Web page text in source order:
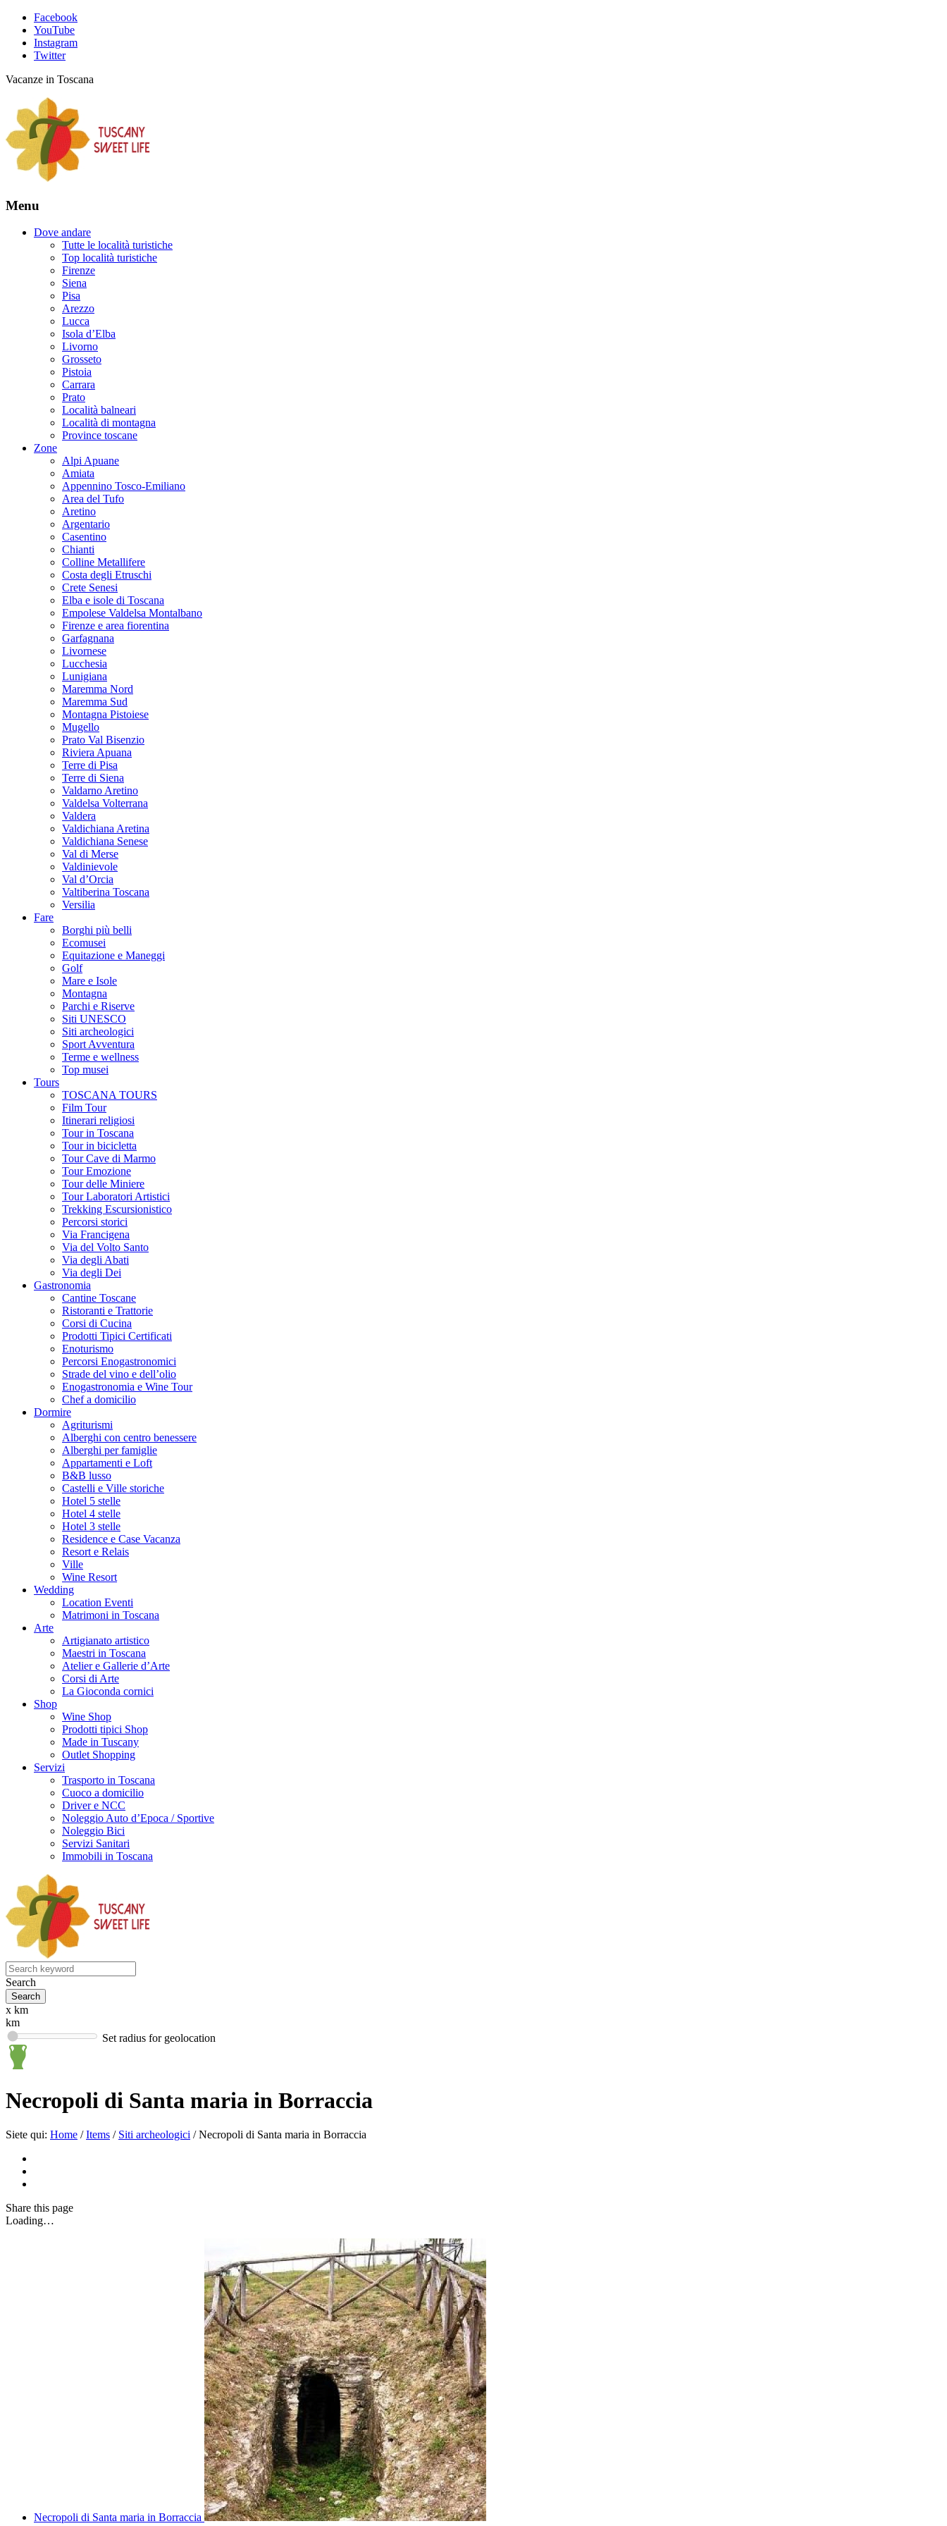
Facebook
YouTube
Instagram
Twitter
Vacanze in Toscana
Menu
Dove andare
Tutte le località turistiche
Top località turistiche
Firenze
Siena
Pisa
Arezzo
Lucca
Isola d’Elba
Livorno
Grosseto
Pistoia
Carrara
Prato
Località balneari
Località di montagna
Province toscane
Zone
Alpi Apuane
Amiata
Appennino Tosco-Emiliano
Area del Tufo
Aretino
Argentario
Casentino
Chianti
Colline Metallifere
Costa degli Etruschi
Crete Senesi
Elba e isole di Toscana
Empolese Valdelsa Montalbano
Firenze e area fiorentina
Garfagnana
Livornese
Lucchesia
Lunigiana
Maremma Nord
Maremma Sud
Montagna Pistoiese
Mugello
Prato Val Bisenzio
Riviera Apuana
Terre di Pisa
Terre di Siena
Valdarno Aretino
Valdelsa Volterrana
Valdera
Valdichiana Aretina
Valdichiana Senese
Val di Merse
Valdinievole
Val d’Orcia
Valtiberina Toscana
Versilia
Fare
Borghi più belli
Ecomusei
Equitazione e Maneggi
Golf
Mare e Isole
Montagna
Parchi e Riserve
Siti UNESCO
Siti archeologici
Sport Avventura
Terme e wellness
Top musei
Tours
TOSCANA TOURS
Film Tour
Itinerari religiosi
Tour in Toscana
Tour in bicicletta
Tour Cave di Marmo
Tour Emozione
Tour delle Miniere
Tour Laboratori Artistici
Trekking Escursionistico
Percorsi storici
Via Francigena
Via del Volto Santo
Via degli Abati
Via degli Dei
Gastronomia
Cantine Toscane
Ristoranti e Trattorie
Corsi di Cucina
Prodotti Tipici Certificati
Enoturismo
Percorsi Enogastronomici
Strade del vino e dell’olio
Enogastronomia e Wine Tour
Chef a domicilio
Dormire
Agriturismi
Alberghi con centro benessere
Alberghi per famiglie
Appartamenti e Loft
B&B lusso
Castelli e Ville storiche
Hotel 5 stelle
Hotel 4 stelle
Hotel 3 stelle
Residence e Case Vacanza
Resort e Relais
Ville
Wine Resort
Wedding
Location Eventi
Matrimoni in Toscana
Arte
Artigianato artistico
Maestri in Toscana
Atelier e Gallerie d’Arte
Corsi di Arte
La Gioconda cornici
Shop
Wine Shop
Prodotti tipici Shop
Made in Tuscany
Outlet Shopping
Servizi
Trasporto in Toscana
Cuoco a domicilio
Driver e NCC
Noleggio Auto d’Epoca / Sportive
Noleggio Bici
Servizi Sanitari
Immobili in Toscana
Search
x km
km
Set radius for geolocation
Necropoli di Santa maria in Borraccia
Siete qui: Home / Items / Siti archeologici / Necropoli di Santa maria in Borraccia
Share this page
Loading…
Necropoli di Santa maria in Borraccia